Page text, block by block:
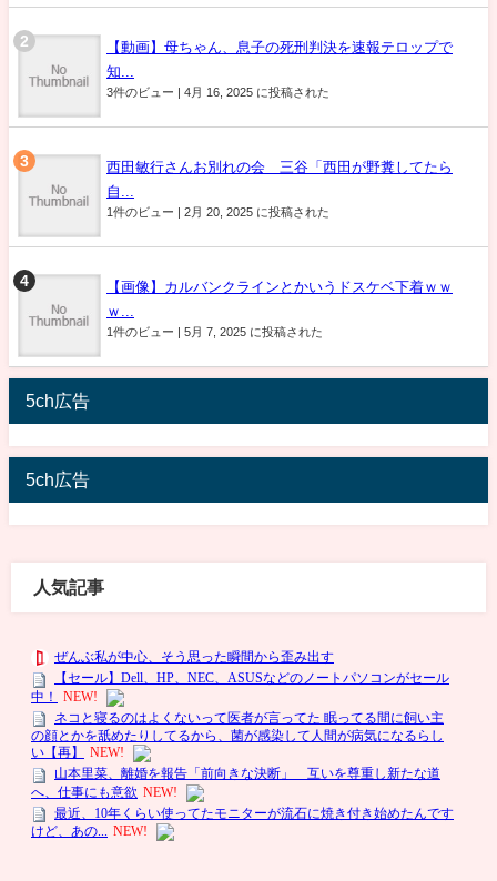
【動画】母ちゃん、息子の死刑判決を速報テロップで
知...
3件のビュー | 4月 16, 2025 に投稿された
西田敏行さんお別れの会 三谷「西田が野糞してたら
自...
1件のビュー | 2月 20, 2025 に投稿された
【画像】カルバンクラインとかいうドスケベ下着ｗｗ
ｗ...
1件のビュー | 5月 7, 2025 に投稿された
5ch広告
5ch広告
人気記事